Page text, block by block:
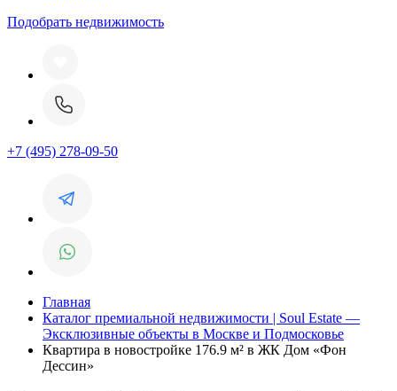
Подобрать недвижимость
+7 (495) 278-09-50
Главная
Каталог премиальной недвижимости | Soul Estate —
Эксклюзивные объекты в Москве и Подмосковье
Квартира в новостройке 176.9 м² в ЖК Дом «Фон
Дессин»